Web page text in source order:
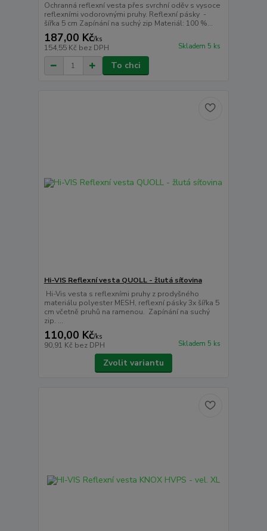
Ochranná reflexní vesta přes svrchní oděv s vysoce
reflexními vodorovnými pruhy. Reflexní pásky -
šířka 5 cm Zapínání na suchý zip Materiál: 100 %...
187,00 Kč/ks
154,55 Kč bez DPH Skladem 5 ks
To chci
Hi-VIS Reflexní vesta QUOLL - žlutá síťovina
Hi-Vis vesta s reflexními pruhy z prodyšného
materiálu polyester MESH, reflexní pásky 3x šířka 5
cm včetně pruhů na ramenou. Zapínání na suchý
zip. ...
110,00 Kč/ks
90,91 Kč bez DPH Skladem 5 ks
Zvolit variantu